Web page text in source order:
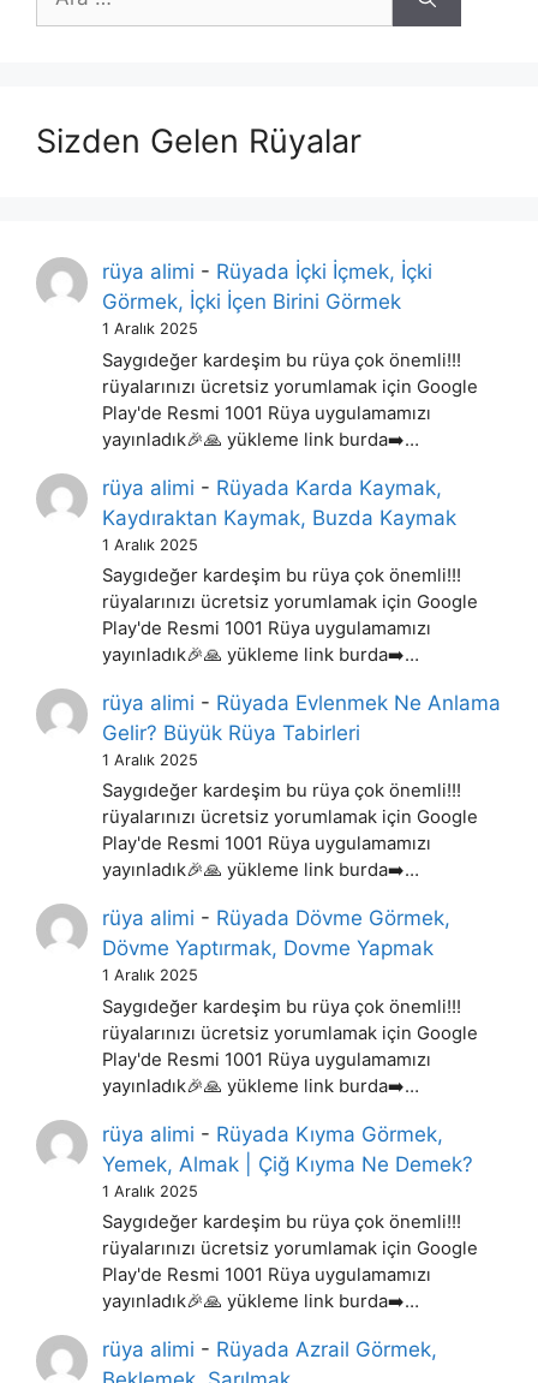
Sizden Gelen Rüyalar
rüya alimi - Rüyada İçki İçmek, İçki
Görmek, İçki İçen Birini Görmek
1 Aralık 2025
Saygıdeğer kardeşim bu rüya çok önemli!!!
rüyalarınızı ücretsiz yorumlamak için Google
Play'de Resmi 1001 Rüya uygulamamızı
yayınladık🎉🙏 yükleme link burda➡️…
rüya alimi - Rüyada Karda Kaymak,
Kaydıraktan Kaymak, Buzda Kaymak
1 Aralık 2025
Saygıdeğer kardeşim bu rüya çok önemli!!!
rüyalarınızı ücretsiz yorumlamak için Google
Play'de Resmi 1001 Rüya uygulamamızı
yayınladık🎉🙏 yükleme link burda➡️…
rüya alimi - Rüyada Evlenmek Ne Anlama
Gelir? Büyük Rüya Tabirleri
1 Aralık 2025
Saygıdeğer kardeşim bu rüya çok önemli!!!
rüyalarınızı ücretsiz yorumlamak için Google
Play'de Resmi 1001 Rüya uygulamamızı
yayınladık🎉🙏 yükleme link burda➡️…
rüya alimi - Rüyada Dövme Görmek,
Dövme Yaptırmak, Dovme Yapmak
1 Aralık 2025
Saygıdeğer kardeşim bu rüya çok önemli!!!
rüyalarınızı ücretsiz yorumlamak için Google
Play'de Resmi 1001 Rüya uygulamamızı
yayınladık🎉🙏 yükleme link burda➡️…
rüya alimi - Rüyada Kıyma Görmek,
Yemek, Almak | Çiğ Kıyma Ne Demek?
1 Aralık 2025
Saygıdeğer kardeşim bu rüya çok önemli!!!
rüyalarınızı ücretsiz yorumlamak için Google
Play'de Resmi 1001 Rüya uygulamamızı
yayınladık🎉🙏 yükleme link burda➡️…
rüya alimi - Rüyada Azrail Görmek,